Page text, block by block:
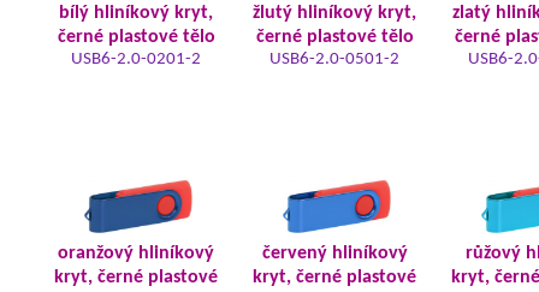
bílý hliníkový kryt,
černé plastové tělo
USB6-2.0-0201-2
žlutý hliníkový kryt,
černé plastové tělo
USB6-2.0-0501-2
zlatý
černé
USB6-
oranžový hliníkový
kryt, černé plastové
červený hliníkový
kryt, černé plastové
růžový
kryt,